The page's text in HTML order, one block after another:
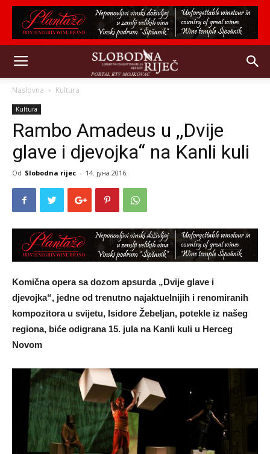
Naslovna Kultura
Kultura
Rambo Amadeus u ,,Dvije
glave i djevojka“ na Kanli kuli
Od Slobodna rijec - 14. јуна 2016.
Komična opera sa dozom apsurda „Dvije glave i
djevojka“, jedne od trenutno najaktuelnijih i renomiranih
kompozitora u svijetu, Isidore Žebeljan, potekle iz našeg
regiona, biće odigrana 15. jula na Kanli kuli u Herceg
Novom